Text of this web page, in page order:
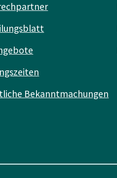
Bekanntmachungen